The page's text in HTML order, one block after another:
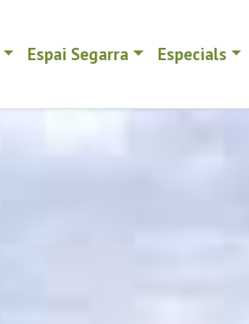
Espai Segarra Especials